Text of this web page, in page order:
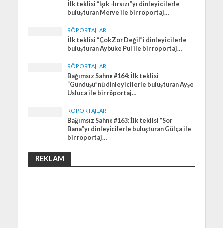
İlk teklisi “Işık Hırsızı”yı dinleyicilerle
buluşturan Merve ile bir röportaj…
RÖPORTAJLAR
İlk teklisi “Çok Zor Değil”i dinleyicilerle
buluşturan Aybüke Pul ile bir röportaj…
RÖPORTAJLAR
Bağımsız Sahne #164: İlk teklisi
“Gündüşü”nü dinleyicilerle buluşturan Ayşe
Usluca ile bir röportaj…
RÖPORTAJLAR
Bağımsız Sahne #163: İlk teklisi “Sor
Bana”yı dinleyicilerle buluşturan Gülça ile
bir röportaj…
REKLAM